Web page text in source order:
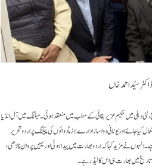
سیّد احمد خاں
دہلی میں حکیم عزیر بقائی کے مطب میں منعقد ہوئی۔ میٹنگ میں آل انڈیا
جائے اور یونانی دواساز ادارے لازماً دوائوں کی پیکنگ پر اردو تحریر
انہوں نے مزید کہا کہ اردو بھارت میں پیدا ہوئی اور یہیں پروان چڑھی،
میں بھارت ہی اس کا لیڈر ہے۔